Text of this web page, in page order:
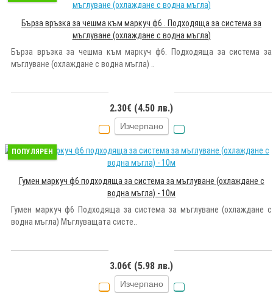
Бърза връзка за чешма към маркуч ф6 . Подходяща за система за
мъглуване (охлаждане с водна мъгла)
Бърза връзка за чешма към маркуч ф6. Подходяща за система за
мъглуване (охлаждане с водна мъгла) ..
2.30€ (4.50 лв.)
Изчерпано
ПОПУЛЯРЕН
Гумен маркуч ф6 подходяща за система за мъглуване (охлаждане с
водна мъгла) - 10м
Гумен маркуч ф6 Подходяща за система за мъглуване (охлаждане с
водна мъгла) Мъглуващата систе..
3.06€ (5.98 лв.)
Изчерпано